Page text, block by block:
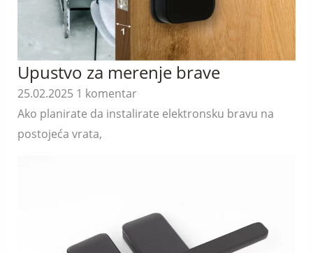
Upustvo za merenje brave
25.02.2025 1 komentar
Ako planirate da instalirate elektronsku bravu na
postojeća vrata,